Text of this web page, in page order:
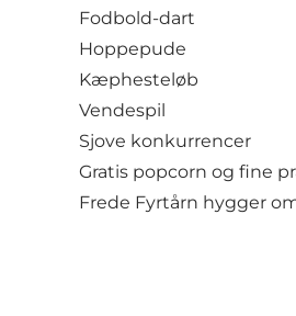
Fodbold-dart
Hoppepude
Kæphesteløb
Vendespil
Sjove konkurrencer
Gratis popcorn og fine
Frede Fyrtårn hygger